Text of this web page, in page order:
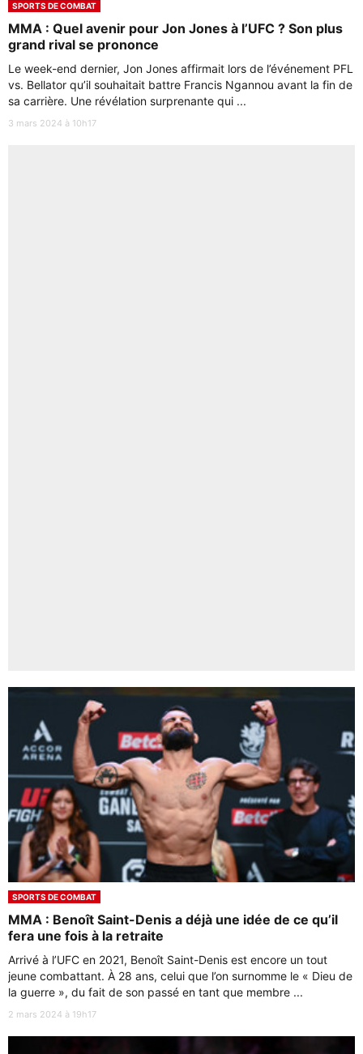
SPORTS DE COMBAT
MMA : Quel avenir pour Jon Jones à l’UFC ? Son plus
grand rival se prononce
Le week-end dernier, Jon Jones affirmait lors de l’événement PFL
vs. Bellator qu’il souhaitait battre Francis Ngannou avant la fin de
sa carrière. Une révélation surprenante qui ...
3 mars 2024 à 10h17
SPORTS DE COMBAT
MMA : Benoît Saint-Denis a déjà une idée de ce qu’il
fera une fois à la retraite
Arrivé à l’UFC en 2021, Benoît Saint-Denis est encore un tout
jeune combattant. À 28 ans, celui que l’on surnomme le « Dieu de
la guerre », du fait de son passé en tant que membre ...
2 mars 2024 à 19h17